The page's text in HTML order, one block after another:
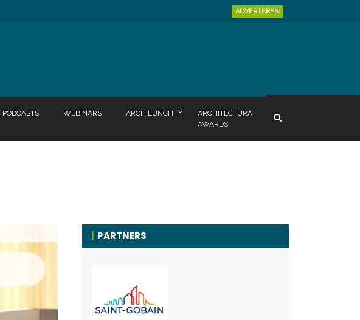
ADVERTEREN
PODCASTS WEBINARS ARCHILUNCH
ARCHITECTURA
AWARDS
PARTNERS